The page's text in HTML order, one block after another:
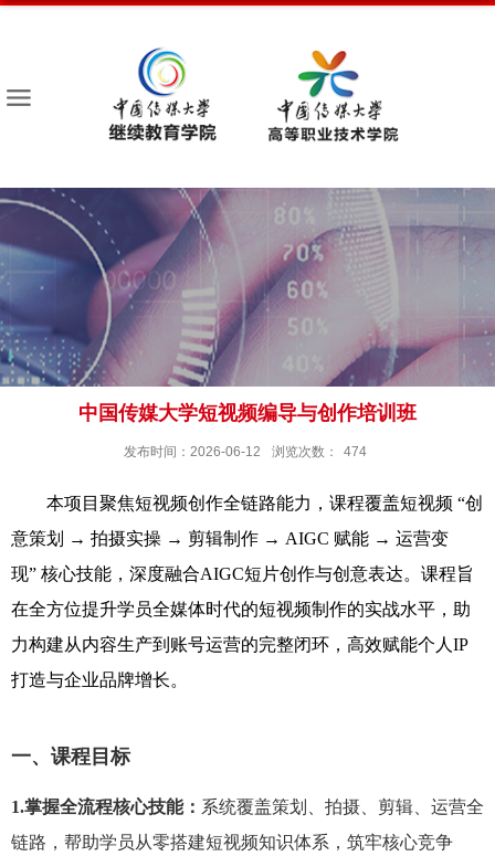
中国传媒大学短视频编导与创作培训班
发布时间：2026-06-12 浏览次数： 474
本项目聚焦短视频创作全链路能力，课程覆盖短视频 “创
意策划 → 拍摄实操 → 剪辑制作 → AIGC 赋能 → 运营变
现” 核心技能，深度融合AIGC短片创作与创意表达。课程旨
在全方位提升学员全媒体时代的短视频制作的实战水平，助
力构建从内容生产到账号运营的完整闭环，高效赋能个人 IP
打造与企业品牌增长。
一、课程目标
1.掌握全流程核心技能： 系统覆盖策划、拍摄、剪辑、运营全
链路，帮助学员从零搭建短视频知识体系，筑牢核心竞争